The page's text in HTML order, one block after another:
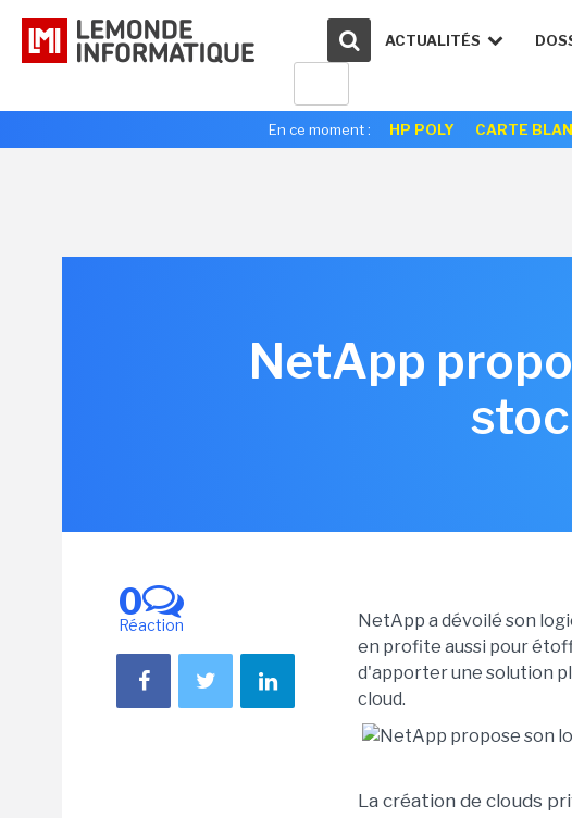
ACTUALITÉS
En ce moment : HP POLY CARTE
NetApp
0
Réaction
NetApp a dévoilé son
en profite aussi pour
d'apporter une solution
cloud.
La création de clouds